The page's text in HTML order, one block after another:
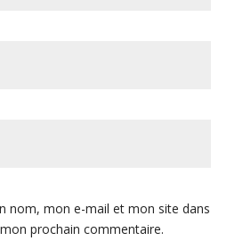
nom, mon e-mail et mon site dans
prochain commentaire.